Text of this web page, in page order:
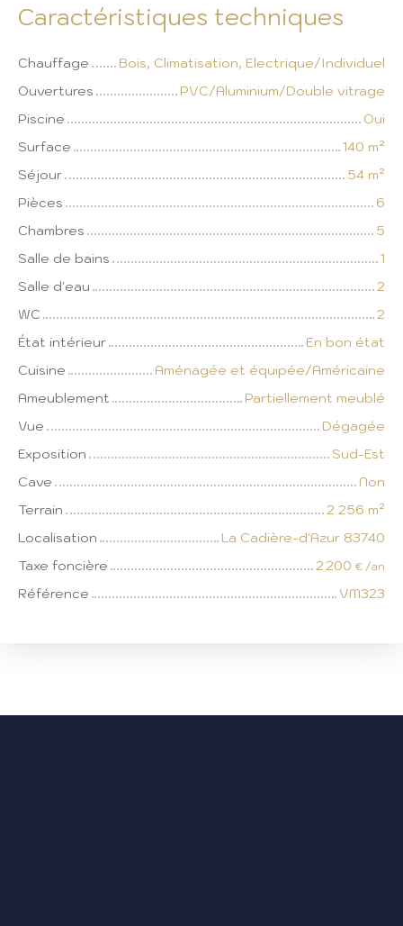
Caractéristiques techniques
Chauffage
Bois, Climatisation, Electrique/Individuel
Ouvertures
PVC/Aluminium/Double vitrage
Piscine
Oui
Surface
140 m²
Séjour
54 m²
Pièces
6
Chambres
5
Salle de bains
1
Salle d'eau
2
WC
2
État intérieur
En bon état
Cuisine
Aménagée et équipée/Américaine
Ameublement
Partiellement meublé
Vue
Dégagée
Exposition
Sud-Est
Cave
Non
Terrain
2 256 m²
Localisation
La Cadière-d'Azur 83740
Taxe foncière
2 200 € /an
Référence VM323